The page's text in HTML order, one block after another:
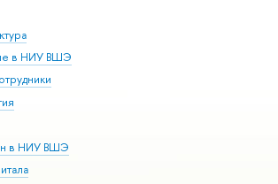
в НИУ ВШЭ
в НИУ ВШЭ